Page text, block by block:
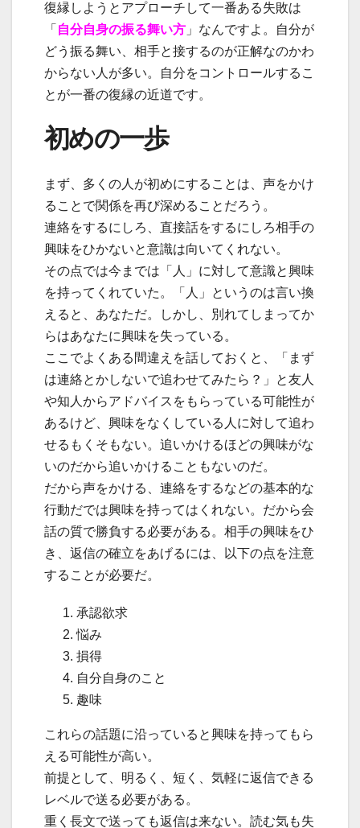
復縁しようとアプローチして一番ある失敗は
「 自分自身の振る舞い方 」なんですよ。自分が
どう振る舞い、相手と接するのが正解なのかわ
からない人が多い。自分をコントロールするこ
とが一番の復縁の近道です。
初めの一歩
まず、多くの人が初めにすることは、声をかけ
ることで関係を再び深めることだろう。
連絡をするにしろ、直接話をするにしろ相手の
興味をひかないと意識は向いてくれない。
その点では今までは「人」に対して意識と興味
を持ってくれていた。「人」というのは言い換
えると、あなただ。しかし、別れてしまってか
らはあなたに興味を失っている。
ここでよくある間違えを話しておくと、「まず
は連絡とかしないで追わせてみたら？」と友人
や知人からアドバイスをもらっている可能性が
あるけど、興味をなくしている人に対して追わ
せるもくそもない。追いかけるほどの興味がな
いのだから追いかけることもないのだ。
だから声をかける、連絡をするなどの基本的な
行動だでは興味を持ってはくれない。だから会
話の質で勝負する必要がある。相手の興味をひ
き、返信の確立をあげるには、以下の点を注意
することが必要だ。
承認欲求
悩み
損得
自分自身のこと
趣味
これらの話題に沿っていると興味を持ってもら
える可能性が高い。
前提として、明るく、短く、気軽に返信できる
レベルで送る必要がある。
重く長文で送っても返信は来ない。読む気も失